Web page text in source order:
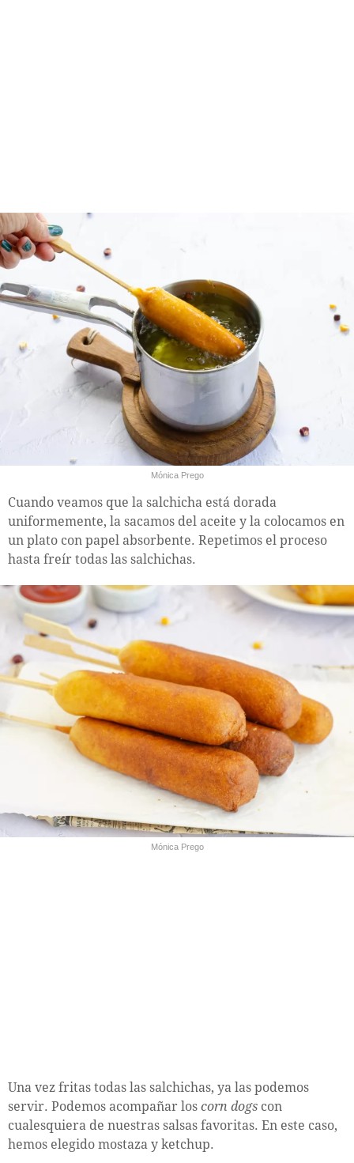
Mónica Prego
Cuando veamos que la salchicha está dorada
uniformemente, la sacamos del aceite y la colocamos en
un plato con papel absorbente. Repetimos el proceso
hasta freír todas las salchichas.
Mónica Prego
Una vez fritas todas las salchichas, ya las podemos
servir. Podemos acompañar los corn dogs con
cualesquiera de nuestras salsas favoritas. En este caso,
hemos elegido mostaza y ketchup.